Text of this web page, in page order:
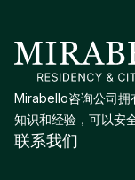
Mirabello咨询公司拥
知识和经验，可以安
联系我们